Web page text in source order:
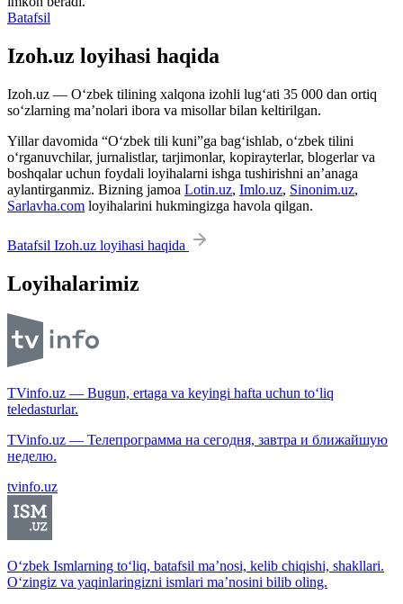
Batafsil
Izoh.uz loyihasi haqida
Izoh.uz — O‘zbek tilining xalqona izohli lug‘ati 35 000 dan ortiq
so‘zlarning ma’nolari ibora va misollar bilan keltirilgan.
Yillar davomida “O‘zbek tili kuni”ga bag‘ishlab, o‘zbek tilini
o‘rganuvchilar, jurnalistlar, tarjimonlar, kopirayterlar, blogerlar va
boshqalar uchun foydali loyihalarni ishga tushirishni an’anaga
aylantirganmiz. Bizning jamoa Lotin.uz, Imlo.uz, Sinonim.uz,
Sarlavha.com loyihalarini hukmingizga havola qilgan.
Batafsil Izoh.uz loyihasi haqida
Loyihalarimiz
TVinfo.uz — Bugun, ertaga va keyingi hafta uchun to‘liq
teledasturlar.
TVinfo.uz — Телепрограмма на сегодня, завтра и ближайшую
неделю.
tvinfo.uz
O‘zbek Ismlarning to‘liq, batafsil ma’nosi, kelib chiqishi, shakllari.
O‘zingiz va yaqinlaringizni ismlari ma’nosini bilib oling.